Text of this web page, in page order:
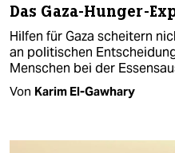
Das Gaza-Hunger-
Hilfen für Gaza scheitern
an politischen
Menschen bei der
Von Karim El-Gawhary